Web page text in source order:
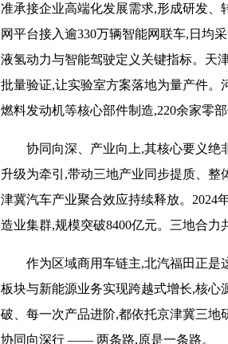
准承接企业高端化发展需求,形成研发
网平台接入逾330万辆智能网联车,日均
液氢动力与智能驾驶定义关键指标。
批量验证,让实验室方案落地为量产件
燃料发动机等核心部件制造,220余家零
协同向深、产业向上,其核心要义绝
升级为牵引,带动三地产业同步提质、
津冀汽车产业聚合效应持续释放。2024
造业集群,规模突破8400亿元。三地合力
作为区域商用车链主,北汽福田正是
板块与新能源业务实现跨越式增长,核心
破、每一次产品进阶,都依托京津冀三地
协同向深行 —— 两条路,原是一条路。